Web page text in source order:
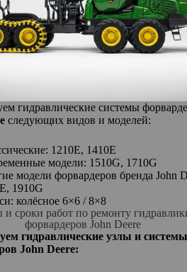
гидравлические системы
следующих видов и моделей:
1210E, 1410E
модели: 1510G, 1710G
модели форвардеров бренда John
1910G
колёсное 6×6 / 8×8
сроки работ по ремонту
форвардеров John Deere
гидравлические узлы и системы
John Deere: